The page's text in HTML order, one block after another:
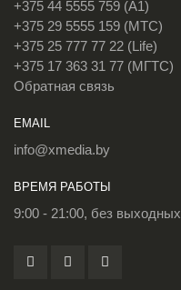
+375 44 5555 759 (A1)
+375 29 5555 159 (МТС)
+375 25 777 77 22 (Life)
+375 17 363 31 77 (МГТС)
Обратная связь
EMAIL
info@xmedia.by
ВРЕМЯ РАБОТЫ
9:00 - 21:00, без выходных